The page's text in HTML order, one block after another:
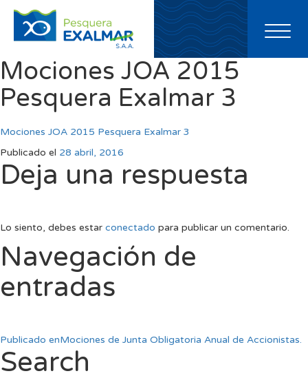
Toggle
Mociones JOA 2015
Pesquera Exalmar 3
Mociones JOA 2015 Pesquera Exalmar 3
Publicado el 28 abril, 2016
Deja una respuesta
Lo siento, debes estar conectado para publicar un comentario.
Navegación de
entradas
Publicado enMociones de Junta Obligatoria Anual de Accionistas.
Search